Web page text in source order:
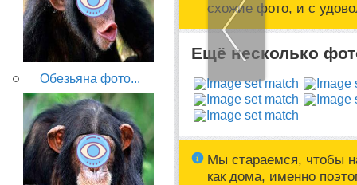
Обезьяна фото...
схожие фото, и с
Ещё несколько
Мы стараемся, чтобы
как дома, именно